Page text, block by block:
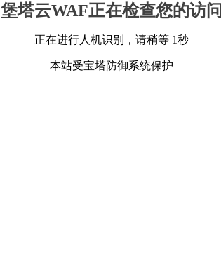
堡塔云WAF正在检查您的访问
正在进行人机识别，请稍等 1秒
本站受宝塔防御系统保护